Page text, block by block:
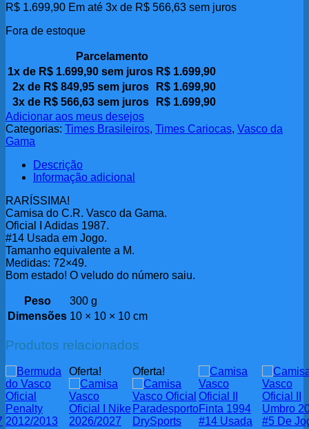
R$ 1.699,90 Em até 3x de R$ 566,63 sem juros
Fora de estoque
Parcelamento
1x de R$ 1.699,90 sem juros R$ 1.699,90
2x de R$849,95sem juros R$ 1.699,90
3x de R$566,63sem juros R$ 1.699,90
Adicionar aos meus desejos
Categorias: Times Brasileiros, Times Cariocas, Vasco da
Gama
Descrição
Informação adicional
RARÍSSIMA!
Camisa do C.R. Vasco da Gama.
Oficial I Adidas 1987.
#14 Usada em Jogo.
Tamanho equivalente a M.
Medidas: 72×49.
Bom estado! O veludo do número saiu.
Peso
300 g
Dimensões 10 × 10 × 10 cm
Produtos relacionados
Oferta! Oferta!